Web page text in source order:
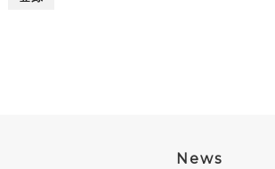
News